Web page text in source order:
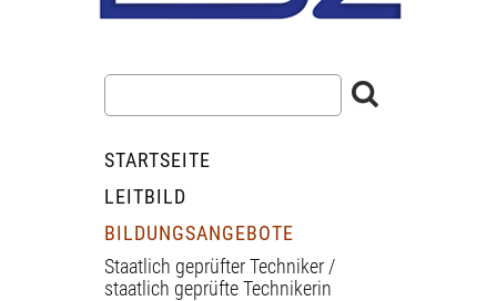
STARTSEITE
LEITBILD
BILDUNGSANGEBOTE
Staatlich geprüfter Techniker /
staatlich geprüfte Technikerin